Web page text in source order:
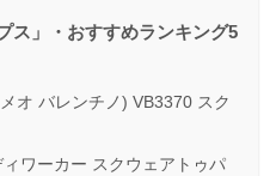
ス」・おすすめランキング5
オ バレンチノ) VB3370 スク
ワーカー スクウェアトゥパ